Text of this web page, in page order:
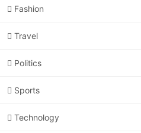
Fashion
Travel
Politics
Sports
Technology